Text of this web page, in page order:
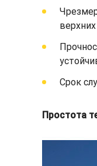
Срок
Простота